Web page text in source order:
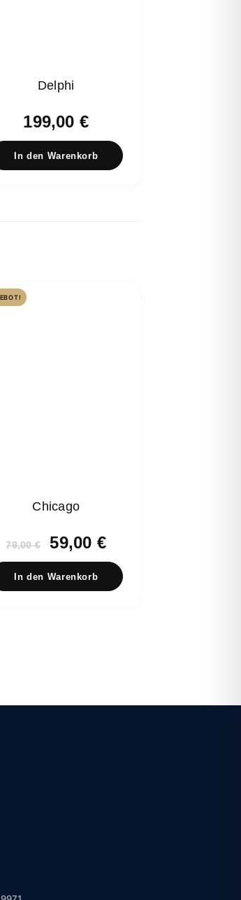
Delphi
199,00 €
In den Warenkorb
Chicago
79,00€
Ursprünglicher
Preis
war:
79,00 €
59,00 €Aktueller
Preis
ist:
59,00 €.
In den Warenkorb